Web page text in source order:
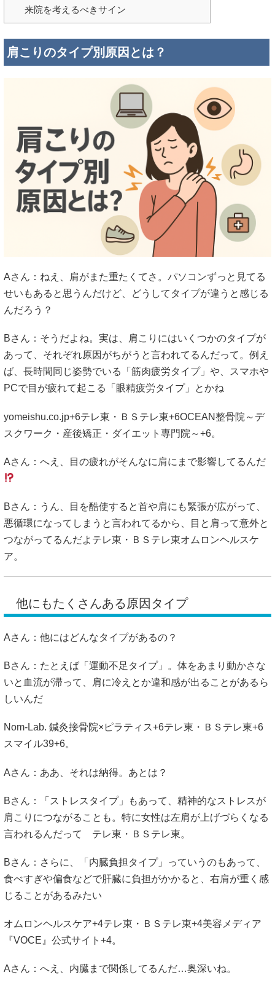
来院を考えるべきサイン
肩こりのタイプ別原因とは？
Aさん：ねえ、肩がまた重たくてさ。パソコンずっと見てる
せいもあると思うんだけど、どうしてタイプが違うと感じる
んだろう？
Bさん：そうだよね。実は、肩こりにはいくつかのタイプが
あって、それぞれ原因がちがうと言われてるんだって。例え
ば、長時間同じ姿勢でいる「筋肉疲労タイプ」や、スマホや
PCで目が疲れて起こる「眼精疲労タイプ」とかね
yomeishu.co.jp+6テレ東・ＢＳテレ東+6OCEAN整骨院～デ
スクワーク・産後矯正・ダイエット専門院～+6。
Aさん：へえ、目の疲れがそんなに肩にまで影響してるんだ
Bさん：うん、目を酷使すると首や肩にも緊張が広がって、
悪循環になってしまうと言われてるから、目と肩って意外と
つながってるんだよ テレ東・ＢＳテレ東オムロンヘルスケ
ア。
他にもたくさんある原因タイプ
Aさん：他にはどんなタイプがあるの？
Bさん：たとえば「運動不足タイプ」。体をあまり動かさな
いと血流が滞って、肩に冷えとか違和感が出ることがあるら
しいんだ
Nom-Lab. 鍼灸接骨院×ピラティス+6テレ東・ＢＳテレ東+6
スマイル39+6。
Aさん：ああ、それは納得。あとは？
Bさん：「ストレスタイプ」もあって、精神的なストレスが
肩こりにつながることも。特に女性は左肩が上げづらくなる
言われるんだって テレ東・ＢＳテレ東。
Bさん：さらに、「内臓負担タイプ」っていうのもあって、
食べすぎや偏食などで肝臓に負担がかかると、右肩が重く感
じることがあるみたい
オムロンヘルスケア+4テレ東・ＢＳテレ東+4美容メディア
『VOCE』公式サイト +4。
Aさん：へえ、内臓まで関係してるんだ…奥深いね。